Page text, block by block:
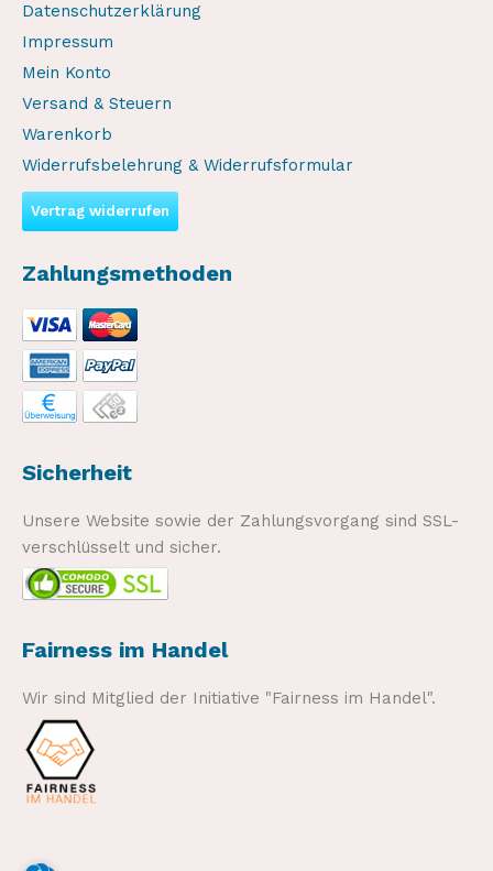
Datenschutzerklärung
Impressum
Mein Konto
Versand & Steuern
Warenkorb
Widerrufsbelehrung & Widerrufsformular
Vertrag widerrufen
Zahlungsmethoden
Sicherheit
Unsere Website sowie der Zahlungsvorgang sind SSL-
verschlüsselt und sicher.
Fairness im Handel
Wir sind Mitglied der Initiative "Fairness im Handel".